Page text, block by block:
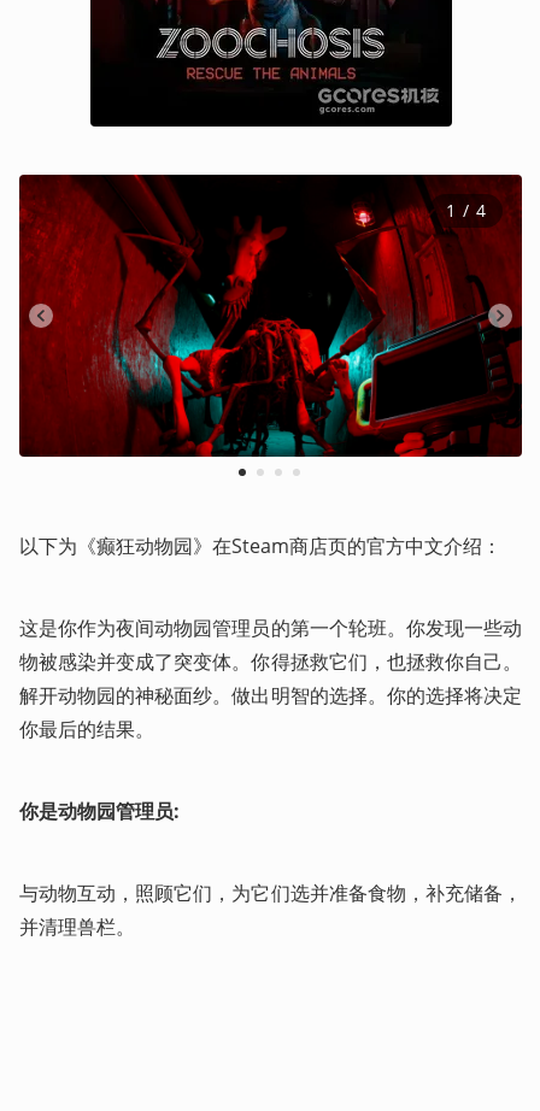
1 2 3 4
1 / 4
以下为《癫狂动物园》在Steam商店页的官方中文介绍：
这是你作为夜间动物园管理员的第一个轮班。你发现一些动
物被感染并变成了突变体。你得拯救它们，也拯救你自己。
解开动物园的神秘面纱。做出明智的选择。你的选择将决定
你最后的结果。
你是动物园管理员:
与动物互动，照顾它们，为它们选并准备食物，补充储备，
并清理兽栏。